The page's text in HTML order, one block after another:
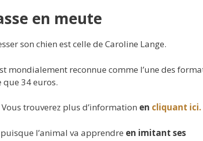
en meute
son chien est celle de Caroline Lange.
mondialement reconnue comme l’une des
que 34 euros.
trouverez plus d’information en cliquant ici.
l’animal va apprendre en imitant ses